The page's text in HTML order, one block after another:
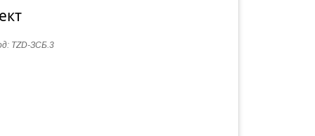
TZD-ЗСБ.3